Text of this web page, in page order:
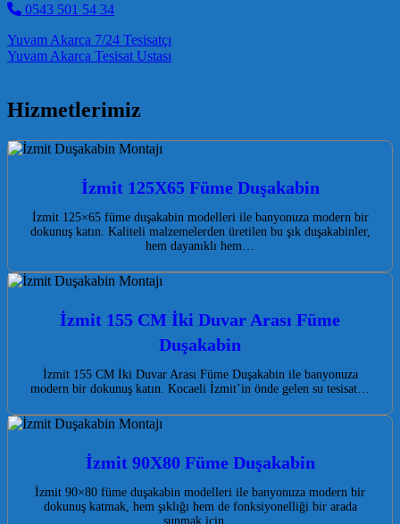
0543 501 54 34
Post navigation
Yuvam Akarca 7/24 Tesisatçı
Yuvam Akarca Tesisat Ustası
Hizmetlerimiz
İzmit 125X65 Füme Duşakabin
İzmit 125×65 füme duşakabin modelleri ile banyonuza modern bir
dokunuş katın. Kaliteli malzemelerden üretilen bu şık duşakabinler,
hem dayanıklı hem…
İzmit 155 CM İki Duvar Arası Füme
Duşakabin
İzmit 155 CM İki Duvar Arası Füme Duşakabin ile banyonuza
modern bir dokunuş katın. Kocaeli İzmit’in önde gelen su tesisat…
İzmit 90X80 Füme Duşakabin
İzmit 90×80 füme duşakabin modelleri ile banyonuza modern bir
dokunuş katmak, hem şıklığı hem de fonksiyonelliği bir arada
sunmak için…